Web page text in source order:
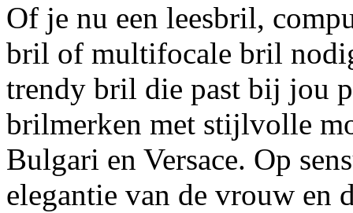
Of je nu een leesbril,
bril of multifocale bril
trendy bril die past bij jou
brilmerken met stijlvolle
Bulgari en Versace. Op
elegantie van de vrouw en